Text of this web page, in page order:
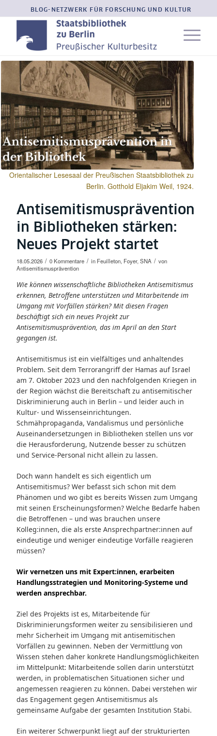
BLOG-NETZWERK FÜR FORSCHUNG UND KULTUR
Orientalischer Lesesaal der Preußischen Staatsbibliothek zu
Berlin. Gotthold Eljakim Weil, 1924.
Antisemitismusprävention
in Bibliotheken stärken:
Neues Projekt startet
18.05.2026 / 0 Kommentare / in Feuilleton, Foyer, SNA / von
Antisemitismusprävention
Wie können wissenschaftliche Bibliotheken Antisemitismus
erkennen, Betroffene unterstützen und Mitarbeitende im
Umgang mit Vorfällen stärken? Mit diesen Fragen
beschäftigt sich ein neues Projekt zur
Antisemitismusprävention, das im April an den Start
gegangen ist.
Antisemitismus ist ein vielfältiges und anhaltendes
Problem. Seit dem Terrorangriff der Hamas auf Israel
am 7. Oktober 2023 und den nachfolgenden Kriegen in
der Region wächst die Bereitschaft zu antisemitischer
Diskriminierung auch in Berlin – und leider auch in
Kultur- und Wissenseinrichtungen.
Schmähpropaganda, Vandalismus und persönliche
Auseinandersetzungen in Bibliotheken stellen uns vor
die Herausforderung, Nutzende besser zu schützen
und Service-Personal nicht allein zu lassen.
Doch wann handelt es sich eigentlich um
Antisemitismus? Wer befasst sich schon mit dem
Phänomen und wo gibt es bereits Wissen zum Umgang
mit seinen Erscheinungsformen? Welche Bedarfe haben
die Betroffenen – und was brauchen unsere
Kolleg:innen, die als erste Ansprechpartner:innen auf
eindeutige und weniger eindeutige Vorfälle reagieren
müssen?
Wir vernetzen uns mit Expert:innen, erarbeiten
Handlungsstrategien und Monitoring-Systeme und
werden ansprechbar.
Ziel des Projekts ist es, Mitarbeitende für
Diskriminierungsformen weiter zu sensibilisieren und
mehr Sicherheit im Umgang mit antisemitischen
Vorfällen zu gewinnen. Neben der Vermittlung von
Wissen stehen daher konkrete Handlungsmöglichkeiten
im Mittelpunkt: Mitarbeitende sollen darin unterstützt
werden, in problematischen Situationen sicher und
angemessen reagieren zu können. Dabei verstehen wir
das Engagement gegen Antisemitismus als
gemeinsame Aufgabe der gesamten Institution Stabi.
Ein weiterer Schwerpunkt liegt auf der strukturierten